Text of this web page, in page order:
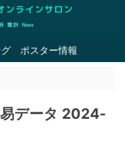
ポスター情報
データ 2024-